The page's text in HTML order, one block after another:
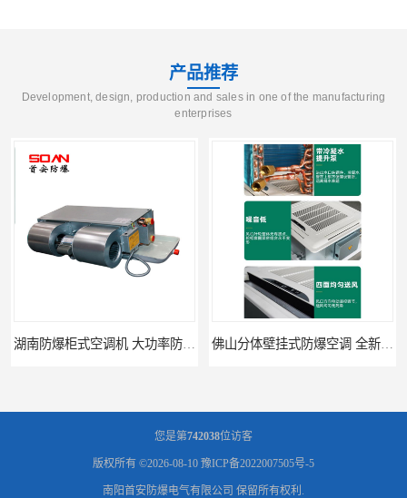
产品推荐
Development, design, production and sales in one of the manufacturing
enterprises
湖南防爆柜式空调机 大功率防爆空调 耗能小 佛山分体壁挂式防爆空调 全新风防爆空调机 节能环保
您是第742038位访客
版权所有 ©2026-08-10 豫ICP备2022007505号-5
南阳首安防爆电气有限公司 保留所有权利.